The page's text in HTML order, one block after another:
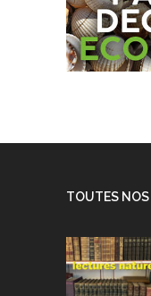
TOUTES